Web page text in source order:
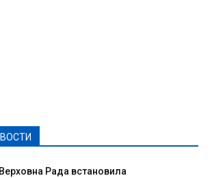
Верховна Рада встановила